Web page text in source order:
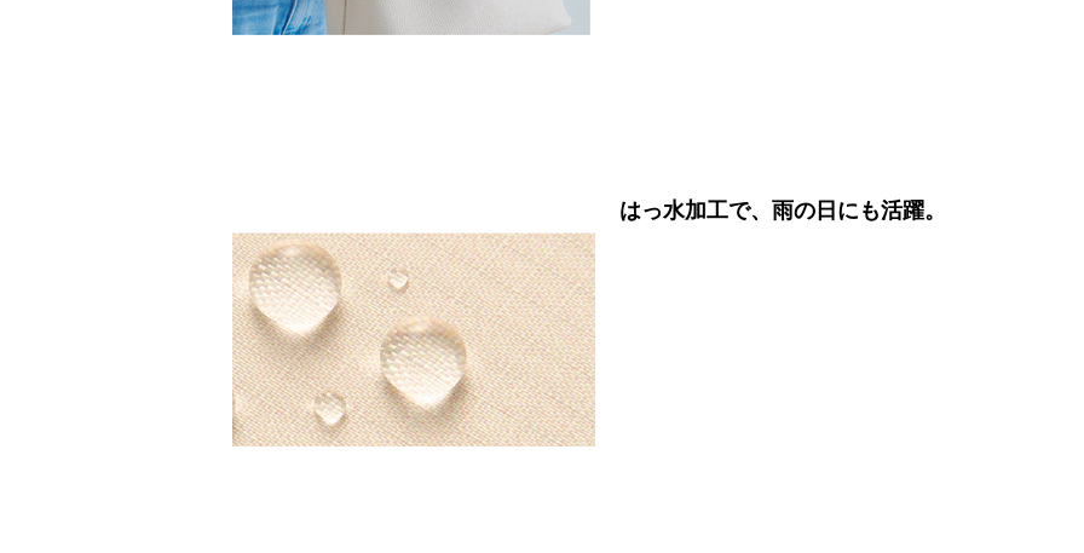
はっ水加工で、雨の日にも活躍。